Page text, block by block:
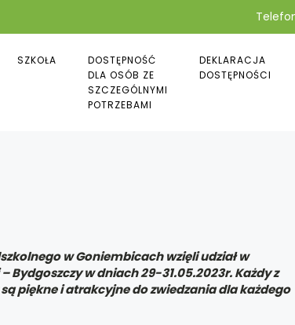
SZKOŁA
DOSTĘPNOŚĆ
DLA OSÓB ZE
SZCZEGÓLNYMI
POTRZEBAMI
DEKLARACJA
DOSTĘPNOŚCI
w Goniembicach wzięli udział w
Bydgoszczy w dniach 29-31.05.2023r. Każdy z
piękne i atrakcyjne do zwiedzania dla każdego